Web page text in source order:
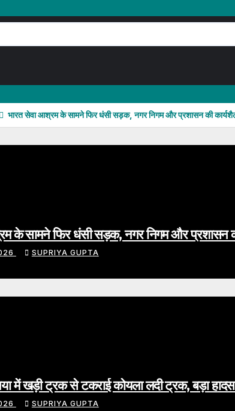
भारत सेवा आश्रम के सामने फिर धंसी सड़क, नगर निगम और प्रशासन की
के सामने फिर धंसी सड़क, नगर निगम और प्रशासन
SUPRIYA GUPTA
में खड़ी ट्रक से टकराई कोयला लदी ट्रक, बड़ा
SUPRIYA GUPTA